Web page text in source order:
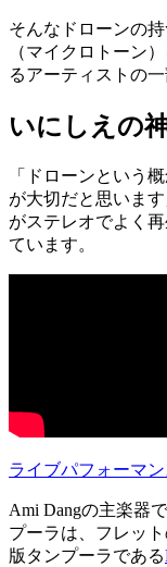
そんなドローンの
（マイクロトーン
るアーティストの
いにしえの
「ドローンという
が大切だと思いま
がステレオでよく
ています。
ライブパフォーマン
Ami Dangの主楽器
プーラは、フレッ
版タンプーラである